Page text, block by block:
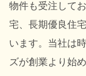
物件も受注して
宅、長期優良住
います。当社は
ズが創業より始